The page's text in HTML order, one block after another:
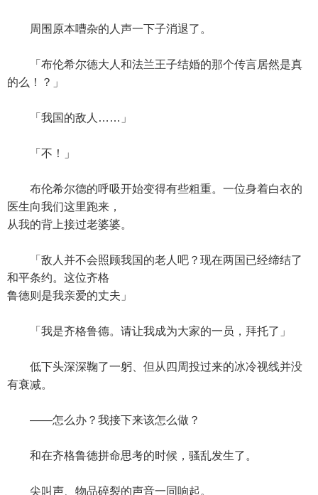
周围原本嘈杂的人声一下子消退了。
「布伦希尔德大人和法兰王子结婚的那个传言居然是真
的么！？」
「我国的敌人……」
「不！」
布伦希尔德的呼吸开始变得有些粗重。一位身着白衣的
医生向我们这里跑来，
从我的背上接过老婆婆。
「敌人并不会照顾我国的老人吧？现在两国已经缔结了
和平条约。这位齐格
鲁德则是我亲爱的丈夫」
「我是齐格鲁德。请让我成为大家的一员，拜托了」
低下头深深鞠了一躬、但从四周投过来的冰冷视线并没
有衰减。
——怎么办？我接下来该怎么做？
和在齐格鲁德拼命思考的时候，骚乱发生了。
尖叫声、物品碎裂的声音一同响起。